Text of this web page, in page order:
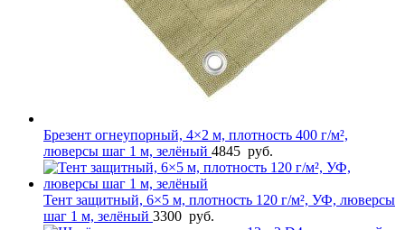
Брезент огнеупорный, 4×2 м, плотность 400 г/м²,
люверсы шаг 1 м, зелёный 4845 руб.
Тент защитный, 6×5 м, плотность 120 г/м², УФ, люверсы
шаг 1 м, зелёный 3300 руб.